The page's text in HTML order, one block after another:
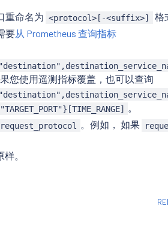
重命名为 <protocol>[-<suffix>]
格
要从 Prometheus 查询指标
您使用遥测指标覆盖，也可以查询
。
request_protocol 。例如， 如果
。